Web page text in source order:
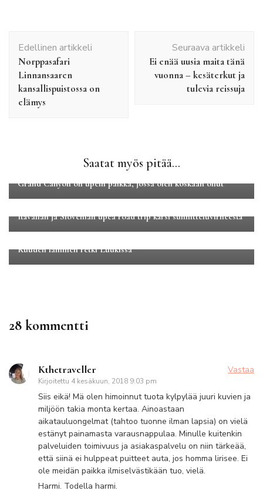
selaus
Edellinen artikkeli
Norppasafari
Linnansaaren
kansallispuistossa on
elämys
Seuraava artikkeli
Ei enää uusia maita tänä
vuonna – kesäterkut ja
tulevia reissuja
Saatat myös pitää...
Matkakertomukset Pohjois-Amerikka
Grand Canyon on upein paikka, jossa olen koskaan ollut
Itävallan ja Slovenian upea road trip kärsi sunnitteluvirheestä
Kuuden lammen retki Luukissa
28 kommentti
Kthetraveller
Kirjoitettu 4 kesäkuun, 2018 9:03 pm
Vastaa
Siis eikä! Mä olen himoinnut tuota kylpylää juuri kuvien ja
miljöön takia monta kertaa. Ainoastaan
aikatauluongelmat (tahtoo tuonne ilman lapsia) on vielä
estänyt painamasta varausnappulaa. Minulle kuitenkin
palveluiden toimivuus ja asiakaspalvelu on niin tärkeää,
että siinä ei hulppeat puitteet auta, jos homma lirisee. Ei
ole meidän paikka ilmiselvästikään tuo, vielä.
Harmi. Todella harmi.